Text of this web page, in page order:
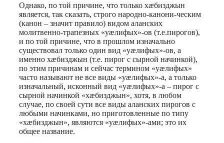
Однако, по той причине, что только хæбизджын
является, так сказать, строго народно-канони-ческим
(канон – значит правило) видом аланских
молитвенно-трапезных «уæлифых»-ов (т.е.пирогов),
и по той причине, что в прошлом изначально
существовал только один вид «уæлифых»-ов, а
именно хæбизджын (т.е. пирог с сырной начинкой),
по этим причинам и сейчас термином «уæлифых»
часто называют не все виды «уæлифых»-а, а только
изначальный, исконный вид «уæлифых»-а – пирог с
сырной начинкой «хæбизджын», хотя, в любом
случае, по своей сути все виды аланских пирогов с
любыми начинками, но приготовленные по типу
«хæбизджын», являются «уæлифых»-ами; это их
общее название.